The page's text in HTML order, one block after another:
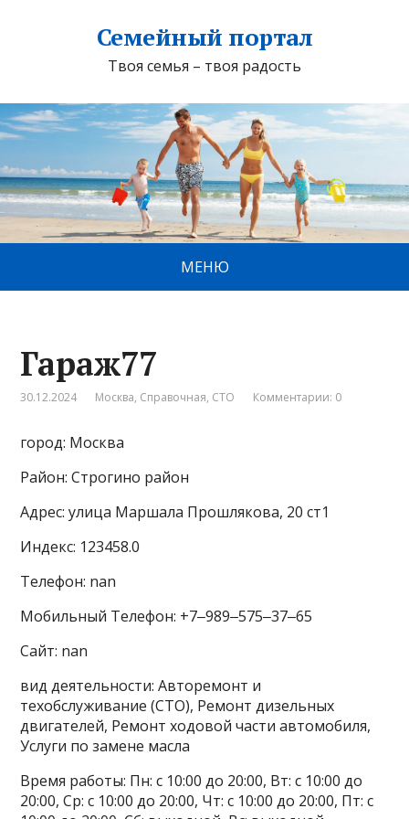
Семейный портал
Твоя семья – твоя радость
МЕНЮ
Гараж77
30.12.2024 Москва, Справочная, СТО Комментарии: 0
город: Москва
Район: Строгино район
Адрес: улица Маршала Прошлякова, 20 ст1
Индекс: 123458.0
Телефон: nan
Мобильный Телефон: +7‒989‒575‒37‒65
Сайт: nan
вид деятельности: Авторемонт и
техобслуживание (СТО), Ремонт дизельных
двигателей, Ремонт ходовой части автомобиля,
Услуги по замене масла
Время работы: Пн: с 10:00 до 20:00, Вт: с 10:00 до
20:00, Ср: с 10:00 до 20:00, Чт: с 10:00 до 20:00, Пт: с